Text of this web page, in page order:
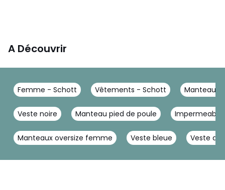
A Découvrir
Femme - Schott Vêtements - Schott Manteau,
Veste noire Manteau pied de poule
Manteaux oversize femme Veste bleue Veste